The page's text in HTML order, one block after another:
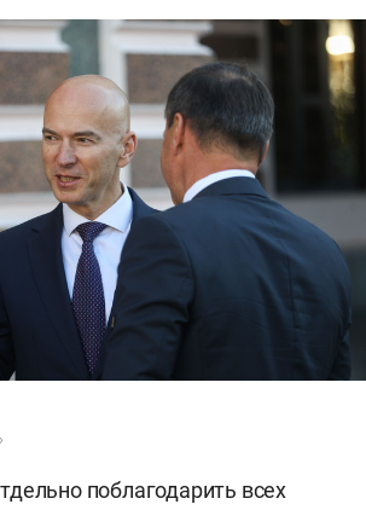
поблагодарить всех